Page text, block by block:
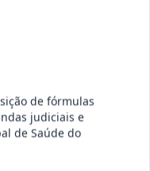
- Marihellia
- A.L.B. de
de fórmulas
judiciais e
de Saúde do